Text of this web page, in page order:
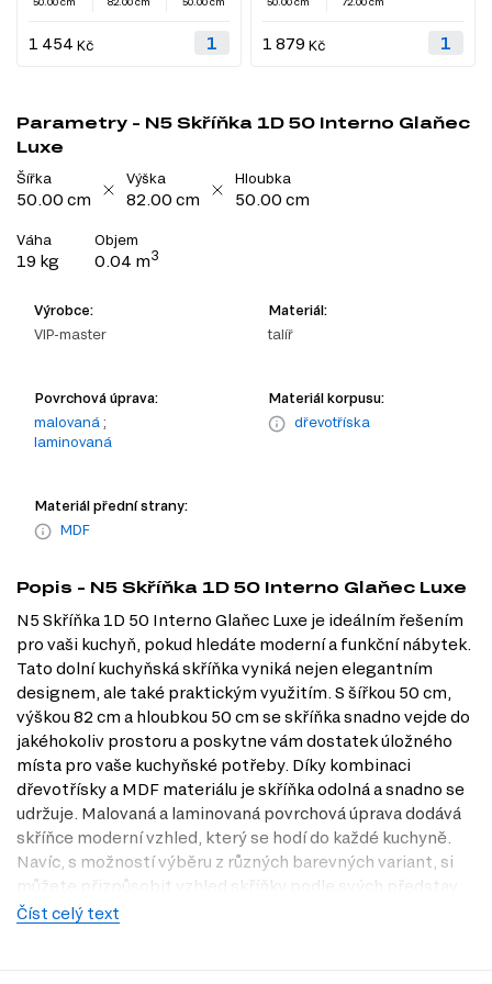
1 454 Kč 1 879 Kč
Parametry - N5 Skříňka 1D 50 Interno Glaňec
Luxe
Šířka
50.00 cm
Výška
82.00 cm
Hloubka
50.00 cm
Váha
19 kg
Objem
0.04 m3
Výrobce:
VIP-master
Materiál:
talíř
Povrchová úprava:
malovaná ;
laminovaná
Materiál korpusu:
dřevotříska
Materiál přední strany:
MDF
Popis - N5 Skříňka 1D 50 Interno Glaňec Luxe
N5 Skříňka 1D 50 Interno Glaňec Luxe je ideálním řešením
pro vaši kuchyň, pokud hledáte moderní a funkční nábytek.
Tato dolní kuchyňská skříňka vyniká nejen elegantním
designem, ale také praktickým využitím. S šířkou 50 cm,
výškou 82 cm a hloubkou 50 cm se skříňka snadno vejde do
jakéhokoliv prostoru a poskytne vám dostatek úložného
místa pro vaše kuchyňské potřeby. Díky kombinaci
dřevotřísky a MDF materiálu je skříňka odolná a snadno se
udržuje. Malovaná a laminovaná povrchová úprava dodává
skříňce moderní vzhled, který se hodí do každé kuchyně.
Navíc, s možností výběru z různých barevných variant, si
můžete přizpůsobit vzhled skříňky podle svých představ.
Objevte jednoduchost a funkčnost, kterou vám N5 Skříňka
Číst celý text